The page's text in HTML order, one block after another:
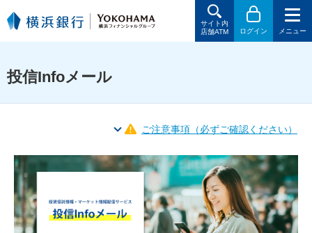
サイト内
店舗ATM
ログイン メニュー
投信Infoメール
ご注意事項（必ずご確認ください）